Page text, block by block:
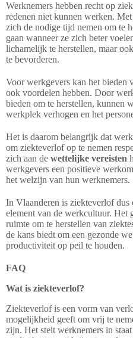
Werknemers hebben recht op
redenen niet kunnen werken.
zich de nodige tijd nemen om te
gaan wanneer ze zich beter
lichamelijk te herstellen, maar
te bevorderen.
Voor werkgevers kan het bieden
ook voordelen hebben. Door
bieden om te herstellen, kunnen
werkplek verhogen en het
Het is daarom belangrijk dat
om ziekteverlof op te nemen
zich aan de wettelijke vereisten
werkgevers een positieve
het welzijn van hun werknemers.
In Vlaanderen is ziekteverlof dus
element van de werkcultuur. Het
ruimte om te herstellen van
de kans biedt om een gezonde
productiviteit op peil te houden.
FAQ
Wat is ziekteverlof?
Ziekteverlof is een vorm van
mogelijkheid geeft om vrij te
zijn. Het stelt werknemers in